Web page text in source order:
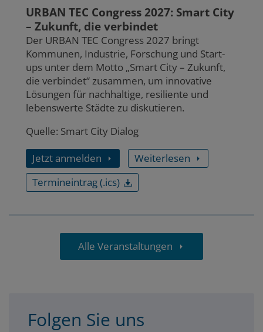
URBAN TEC Congress 2027: Smart City
– Zukunft, die verbindet
Der URBAN TEC Congress 2027 bringt
Kommunen, Industrie, Forschung und Start-
ups unter dem Motto „Smart City – Zukunft,
die verbindet“ zusammen, um innovative
Lösungen für nachhaltige, resiliente und
lebenswerte Städte zu diskutieren.
Quelle: Smart City Dialog
Jetzt anmelden
Weiterlesen
Termineintrag (.ics)
Alle Veranstaltungen
Folgen Sie uns